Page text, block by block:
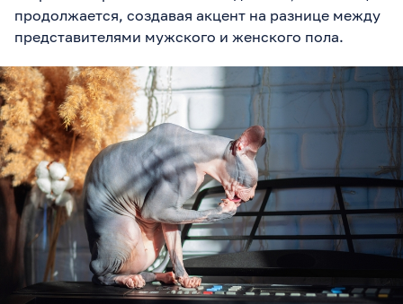
продолжается, создавая акцент на разнице между
представителями мужского и женского пола.